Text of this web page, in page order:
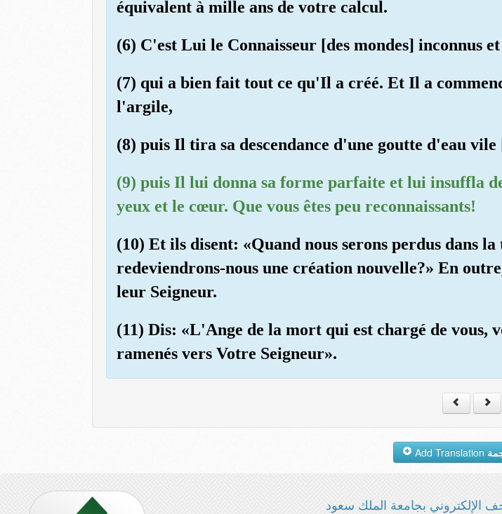
équivalent à mille ans de votre calcul.
(6) C'est Lui le Connaisseur [des mondes] inconnus
(7) qui a bien fait tout ce qu'Il a créé. Et Il a
l'argile,
(8) puis Il tira sa descendance d'une goutte d'eau
(9) puis Il lui donna sa forme parfaite et lui insuffla
yeux et le cœur. Que vous êtes peu reconnaissants!
(10) Et ils disent: «Quand nous serons perdus dans
redeviendrons-nous une création nouvelle?» En
leur Seigneur.
(11) Dis: «L'Ange de la mort qui est chargé de vous,
ramenés vers Votre Seigneur».
الإلكتروني بجامعة الملك سعود